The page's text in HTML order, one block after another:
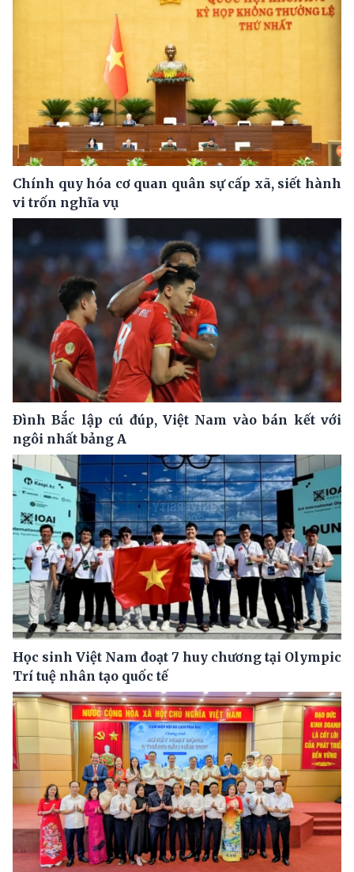
Chính quy hóa cơ quan quân sự cấp xã, siết hành
vi trốn nghĩa vụ
Đình Bắc lập cú đúp, Việt Nam vào bán kết với
ngôi nhất bảng A
Học sinh Việt Nam đoạt 7 huy chương tại Olympic
Trí tuệ nhân tạo quốc tế